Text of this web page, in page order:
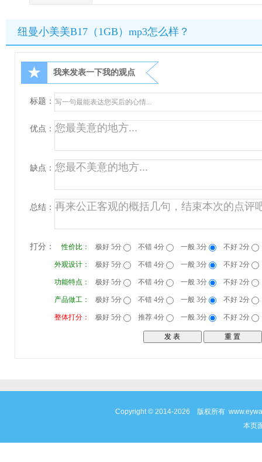
纽曼小美美B17（1GB）mp3怎么样？
★ 我来发表一下我的观点
标题：
优点：
缺点：
总结：
打分： 性价比： 极好 5分 不错 4分 一般 3分 不好 2分
外观设计： 极好 5分 不错 4分 一般 3分 不好 2分
功能特点： 极好 5分 不错 4分 一般 3分 不好 2分
产品做工： 极好 5分 不错 4分 一般 3分 不好 2分
整体打分： 极好 5分 推荐 4分 一般 3分 不好 2分
Copyright © 2014-2026 版权所有
本页